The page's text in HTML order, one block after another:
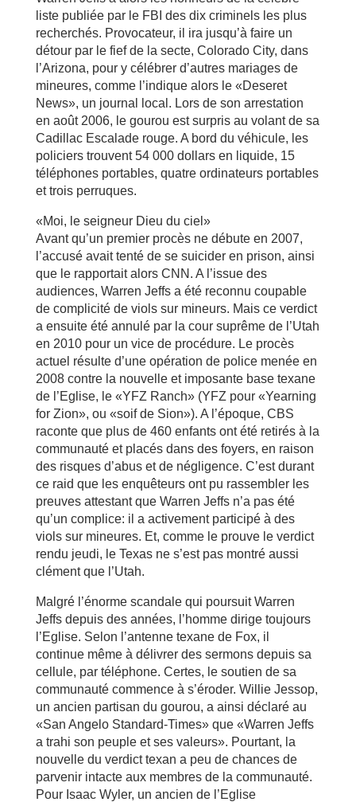
liste publiée par le FBI des dix criminels les plus
recherchés. Provocateur, il ira jusqu’à faire un
détour par le fief de la secte, Colorado City, dans
l’Arizona, pour y célébrer d’autres mariages de
mineures, comme l’indique alors le «Deseret
News», un journal local. Lors de son arrestation
en août 2006, le gourou est surpris au volant de sa
Cadillac Escalade rouge. A bord du véhicule, les
policiers trouvent 54 000 dollars en liquide, 15
téléphones portables, quatre ordinateurs portables
et trois perruques.
«Moi, le seigneur Dieu du ciel»
Avant qu’un premier procès ne débute en 2007,
l’accusé avait tenté de se suicider en prison, ainsi
que le rapportait alors CNN. A l’issue des
audiences, Warren Jeffs a été reconnu coupable
de complicité de viols sur mineurs. Mais ce verdict
a ensuite été annulé par la cour suprême de l’Utah
en 2010 pour un vice de procédure. Le procès
actuel résulte d’une opération de police menée en
2008 contre la nouvelle et imposante base texane
de l’Eglise, le «YFZ Ranch» (YFZ pour «Yearning
for Zion», ou «soif de Sion»). A l’époque, CBS
raconte que plus de 460 enfants ont été retirés à la
communauté et placés dans des foyers, en raison
des risques d’abus et de négligence. C’est durant
ce raid que les enquêteurs ont pu rassembler les
preuves attestant que Warren Jeffs n’a pas été
qu’un complice: il a activement participé à des
viols sur mineures. Et, comme le prouve le verdict
rendu jeudi, le Texas ne s’est pas montré aussi
clément que l’Utah.
Malgré l’énorme scandale qui poursuit Warren
Jeffs depuis des années, l’homme dirige toujours
l’Eglise. Selon l’antenne texane de Fox, il
continue même à délivrer des sermons depuis sa
cellule, par téléphone. Certes, le soutien de sa
communauté commence à s’éroder. Willie Jessop,
un ancien partisan du gourou, a ainsi déclaré au
«San Angelo Standard-Times» que «Warren Jeffs
a trahi son peuple et ses valeurs». Pourtant, la
nouvelle du verdict texan a peu de chances de
parvenir intacte aux membres de la communauté.
Pour Isaac Wyler, un ancien de l’Eglise